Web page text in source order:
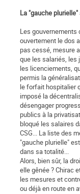
La "gauche
Les gouvernements
ouvertement le dos
pas cessé, mesure
que les salariés,
les licenciements,
permis la
le forfait hospitalier
imposé la
désengager
publics à la
bloqué les salaires
CSG... La liste des
"gauche plurielle"
dans sa totalité...
Alors, bien sûr, la
elle gênée ? Chirac
les mesures et
ou déjà en route en